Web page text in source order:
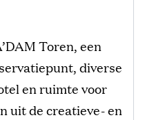
Toren, een
diverse
en ruimte voor
uit de creatieve- en